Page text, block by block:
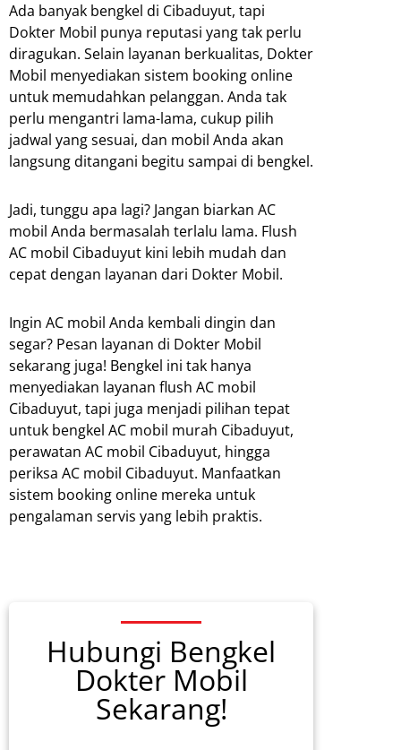
Ada banyak bengkel di Cibaduyut, tapi
Dokter Mobil punya reputasi yang tak perlu
diragukan. Selain layanan berkualitas, Dokter
Mobil menyediakan sistem booking online
untuk memudahkan pelanggan. Anda tak
perlu mengantri lama-lama, cukup pilih
jadwal yang sesuai, dan mobil Anda akan
langsung ditangani begitu sampai di bengkel.
Jadi, tunggu apa lagi? Jangan biarkan AC
mobil Anda bermasalah terlalu lama. Flush
AC mobil Cibaduyut kini lebih mudah dan
cepat dengan layanan dari Dokter Mobil.
Ingin AC mobil Anda kembali dingin dan
segar? Pesan layanan di Dokter Mobil
sekarang juga! Bengkel ini tak hanya
menyediakan layanan flush AC mobil
Cibaduyut, tapi juga menjadi pilihan tepat
untuk bengkel AC mobil murah Cibaduyut,
perawatan AC mobil Cibaduyut, hingga
periksa AC mobil Cibaduyut. Manfaatkan
sistem booking online mereka untuk
pengalaman servis yang lebih praktis.
Hubungi Bengkel
Dokter Mobil
Sekarang!